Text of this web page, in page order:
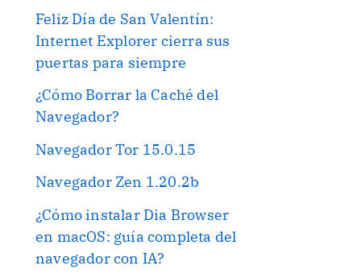
Feliz Día de San Valentín:
Internet Explorer cierra sus
puertas para siempre
¿Cómo Borrar la Caché del
Navegador?
Navegador Tor 15.0.15
Navegador Zen 1.20.2b
¿Cómo instalar Dia Browser
en macOS: guía completa del
navegador con IA?